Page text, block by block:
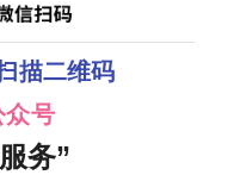
描二维码
众号
务”